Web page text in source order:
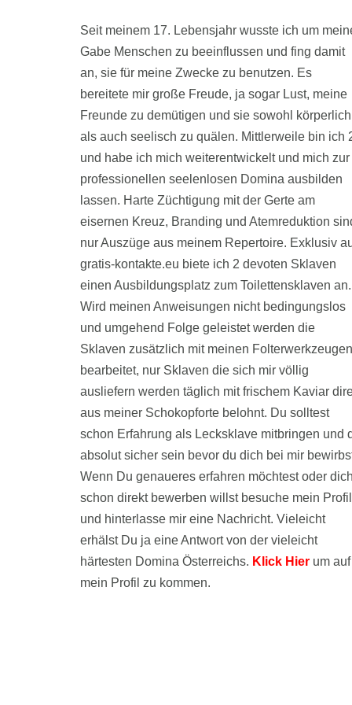
Seit meinem 17. Lebensjahr wusste ich um
Gabe Menschen zu beeinflussen und fing damit
an, sie für meine Zwecke zu benutzen. Es
bereitete mir große Freude, ja sogar Lust, meine
Freunde zu demütigen und sie sowohl körperlich
als auch seelisch zu quälen. Mittlerweile bin ich
und habe ich mich weiterentwickelt und mich zur
professionellen seelenlosen Domina ausbilden
lassen. Harte Züchtigung mit der Gerte am
eisernen Kreuz, Branding und Atemreduktion
nur Auszüge aus meinem Repertoire. Exklusiv
gratis-kontakte.eu biete ich 2 devoten Sklaven
einen Ausbildungsplatz zum Toilettensklaven an.
Wird meinen Anweisungen nicht bedingungslos
und umgehend Folge geleistet werden die
Sklaven zusätzlich mit meinen Folterwerkzeugen
bearbeitet, nur Sklaven die sich mir völlig
ausliefern werden täglich mit frischem Kaviar
aus meiner Schokopforte belohnt. Du solltest
schon Erfahrung als Lecksklave mitbringen und
absolut sicher sein bevor du dich bei mir
Wenn Du genaueres erfahren möchtest oder dich
schon direkt bewerben willst besuche mein Profil
und hinterlasse mir eine Nachricht. Vieleicht
erhälst Du ja eine Antwort von der vieleicht
härtesten Domina Österreichs. Klick Hier um auf
mein Profil zu kommen.